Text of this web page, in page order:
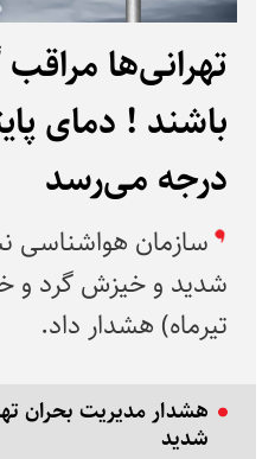
تهرانی‌ها
درجه می‌رسد
سازمان هواشناسی
تیرماه) هشدار داد.
هشدار مدیریت بحران
شدید